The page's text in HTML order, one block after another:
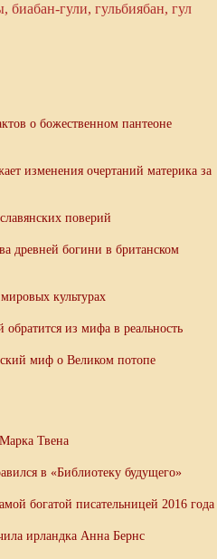
биабан-гули, гульбиябан, гул
о божественном пантеоне
изменения очертаний материка за
поверий
древней богини в британском
культурах
из мифа в реальность
миф о Великом потопе
Твена
в «Библиотеку будущего»
богатой писательницей 2016 года
ирландка Анна Бернс